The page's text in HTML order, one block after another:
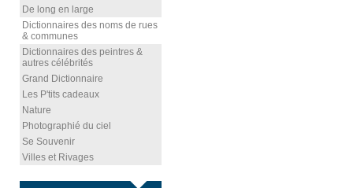
De long en large
Dictionnaires des noms de rues
& communes
Dictionnaires des peintres &
autres célébrités
Grand Dictionnaire
Les P'tits cadeaux
Nature
Photographié du ciel
Se Souvenir
Villes et Rivages